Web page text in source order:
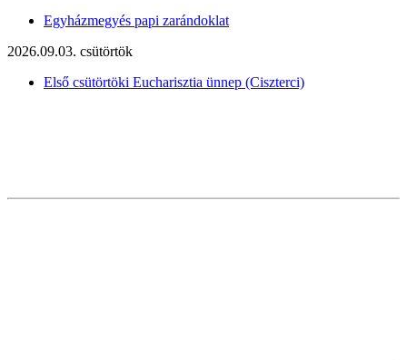
Egyházmegyés papi zarándoklat
2026.09.03. csütörtök
Első csütörtöki Eucharisztia ünnep (Ciszterci)